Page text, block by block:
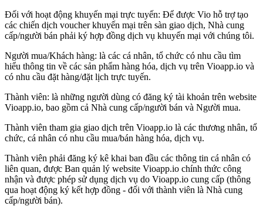
Đối với hoạt động khuyến mại trực tuyến: Để được Vio hỗ trợ tạo
các chiến dịch voucher khuyến mại trên sàn giao dịch, Nhà cung
cấp/người bán phải ký hợp đồng dịch vụ khuyến mại với chúng tôi.
Người mua/Khách hàng: là các cá nhân, tổ chức có nhu cầu tìm
hiểu thông tin về các sản phẩm hàng hóa, dịch vụ trên Vioapp.io và
có nhu cầu đặt hàng/đặt lịch trực tuyến.
Thành viên: là những người dùng có đăng ký tài khoản trên website
Vioapp.io, bao gồm cả Nhà cung cấp/người bán và Người mua.
Thành viên tham gia giao dịch trên Vioapp.io là các thương nhân, tổ
chức, cá nhân có nhu cầu mua/bán hàng hóa, dịch vụ.
Thành viên phải đăng ký kê khai ban đầu các thông tin cá nhân có
liên quan, được Ban quản lý website Vioapp.io chính thức công
nhận và được phép sử dụng dịch vụ do Vioapp.io cung cấp (thông
qua hoạt động ký kết hợp đồng - đối với thành viên là Nhà cung
cấp/người bán).